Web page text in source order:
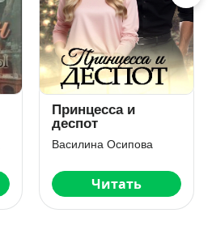
Принцесса и
деспот
Василина Осипова
Читать